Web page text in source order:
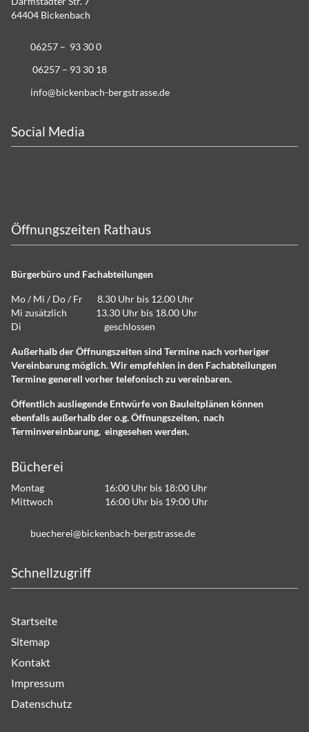
64404 Bickenbach
06257 – 93 30 0
06257 – 93 30 18
info@bickenbach-bergstrasse.de
Social Media
Öffnungszeiten Rathaus
Bürgerbüro und Fachabteilungen
Mo / Mi / Do / Fr 8.30 Uhr bis 12.00 Uhr
Mi zusätzlich 13.30 Uhr bis 18.00 Uhr
Di geschlossen
Außerhalb der Öffnungszeiten sind Termine nach vorheriger
Vereinbarung möglich. Wir empfehlen in den Fachabteilungen
Termine generell vorher telefonisch zu vereinbaren.
Öffentlich ausliegende Entwürfe von Bauleitplänen können
ebenfalls außerhalb der o.g. Öffnungszeiten, nach
Terminvereinbarung, eingesehen werden.
Bücherei
Montag 16:00 Uhr bis 18:00 Uhr
Mittwoch 16:00 Uhr bis 19:00 Uhr
b ch r b ck nb ch-b rgstr ss d
Schnellzugriff
Startseite
Sitemap
Kontakt
Impressum
Datenschutz